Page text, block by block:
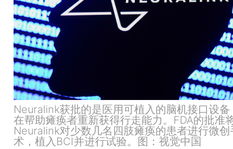
Neuralink获批的是医用可植入的脑机接口设备
在帮助瘫痪者重新获得行走能力。FDA的批准
Neuralink对少数几名四肢瘫痪的患者进行微创
术，植入BCI并进行试验。图：视觉中国